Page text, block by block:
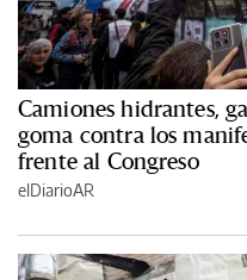
Camiones hidrantes,
goma contra los
frente al Congreso
elDiarioAR